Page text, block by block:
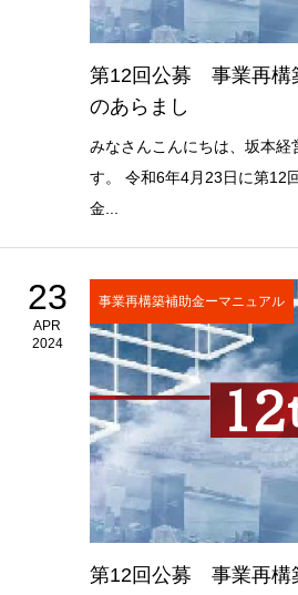
第12回公募 事業再構
のあらまし
みなさんこんにちは、坂本経
す。 令和6年4月23日に第12
金...
23
APR
2024
事業再構築補助金ーマニュアル
第12回公募 事業再